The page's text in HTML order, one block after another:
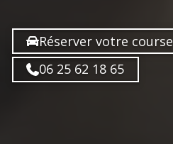
Réserver votre course
06 25 62 18 65